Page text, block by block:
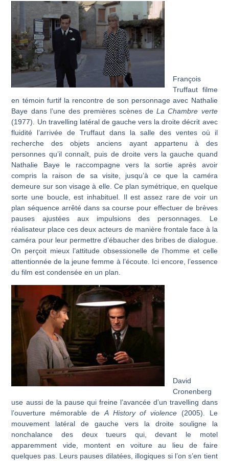
François
Truffaut filme
en témoin furtif la rencontre de son personnage avec Nathalie
Baye dans l’une des premières scènes deLa Chambre verte
(1977). Un travelling latéral de gauche vers la droite décrit avec
fluidité l’arrivée de Truffaut dans la salle des ventes où il
recherche des objets anciens ayant appartenu à des
personnes qu’il connaît, puis de droite vers la gauche quand
Nathalie Baye le raccompagne vers la sortie après avoir
compris la raison de sa visite, jusqu’à ce que la caméra
demeure sur son visage à elle. Ce plan symétrique, en quelque
sorte une boucle, est inhabituel. Il est assez rare de voir un
plan séquence arrêté dans sa course pour effectuer de brèves
pauses ajustées aux impulsions des personnages. Le
réalisateur place ces deux acteurs de manière frontale face à la
caméra pour leur permettre d’ébaucher des bribes de dialogue.
On perçoit mieux l’attitude obsessionelle de l’homme et celle
attentionnée de la jeune femme à l’écoute. Ici encore, l’essence
du film est condensée en un plan.
David
Cronenberg
use aussi de la pause qui freine l’avancée d’un travelling dans
l’ouverture mémorable de A History of violence (2005). Le
mouvement latéral de gauche vers la droite souligne la
nonchalance des deux tueurs qui, devant le motel
apparemment vide, montent en voiture au lieu de faire
quelques pas. Leurs pauses dilatées, illogiques si l’on s’en tient